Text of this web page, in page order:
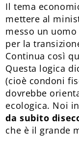
Il tema
mettere al
messo un
per la
Continua così
Questa logica
(cioè condoni
dovrebbe
ecologica. Noi
da subito
che è il grande